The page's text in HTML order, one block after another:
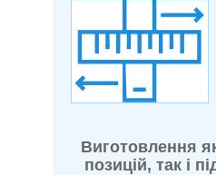
Виготовлення
позицій, так і